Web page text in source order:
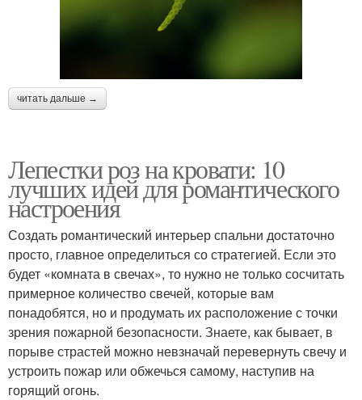
читать дальше →
Лепестки роз на кровати: 10
лучших идей для романтического
настроения
Создать романтический интерьер спальни достаточно
просто, главное определиться со стратегией. Если это
будет «комната в свечах», то нужно не только сосчитать
примерное количество свечей, которые вам
понадобятся, но и продумать их расположение с точки
зрения пожарной безопасности. Знаете, как бывает, в
порыве страстей можно невзначай перевернуть свечу и
устроить пожар или обжечься самому, наступив на
горящий огонь.